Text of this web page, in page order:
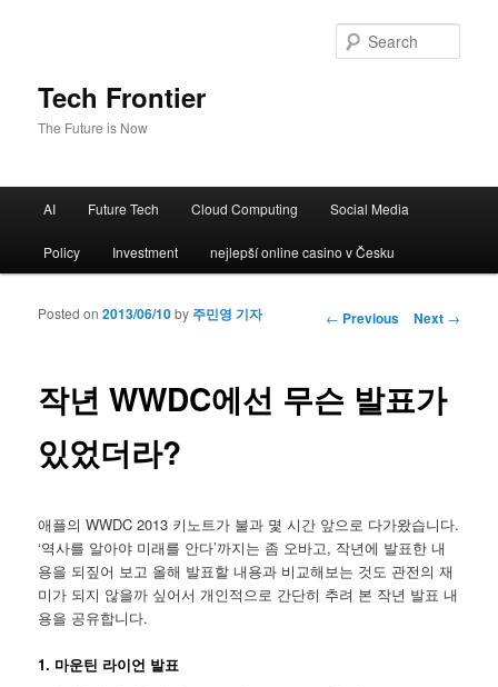
Tech Frontier
The Future is Now
Skip to primary content
Skip to secondary content
AI Future Tech Cloud Computing Social Media
Policy Investment nejlepší online casino v Česku
Post navigation
← Previous Next →
작년 WWDC에선 무슨 발표가
있었더라?
Posted on2013/06/10by 주민영 기자
애플의 WWDC 2013 키노트가 불과 몇 시간 앞으로 다가왔습니다.
‘역사를 알아야 미래를 안다’까지는 좀 오바고, 작년에 발표한 내
용을 되짚어 보고 올해 발표할 내용과 비교해보는 것도 관전의 재
미가 되지 않을까 싶어서 개인적으로 간단히 추려 본 작년 발표 내
용을 공유합니다.
1. 마운틴 라이언 발표